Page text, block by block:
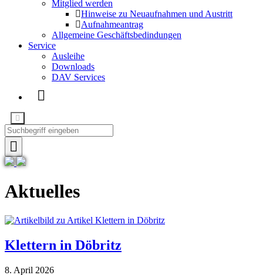
Mitglied werden
Hinweise zu Neuaufnahmen und Austritt
Aufnahmeantrag
Allgemeine Geschäftsbedindungen
Service
Ausleihe
Downloads
DAV Services
Previous
Next
Aktuelles
Klettern in Döbritz
8. April 2026